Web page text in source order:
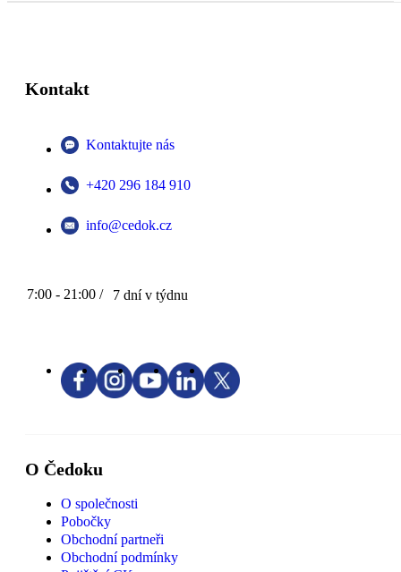
Kontakt
Kontaktujte nás
+420 296 184 910
info@cedok.cz
7:00 - 21:00 / 7 dní v týdnu
O Čedoku
O společnosti
Pobočky
Obchodní partneři
Obchodní podmínky